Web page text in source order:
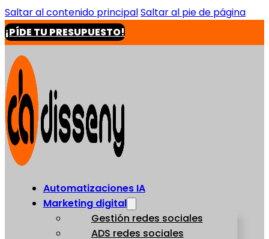
Saltar al contenido principalSaltar al pie de página
¡PÍDE TU PRESUPUESTO!
Automatizaciones IA
Marketing digital
Gestión redes sociales
ADS redes sociales